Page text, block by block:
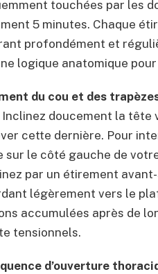
touchées par les
5 minutes. Chaque
profondément et
logique anatomique
du cou et des
doucement la tête
cette dernière. Pour
sur le côté gauche de
par un étirement
légèrement vers le
accumulées après de
tensionnels.
d’ouverture